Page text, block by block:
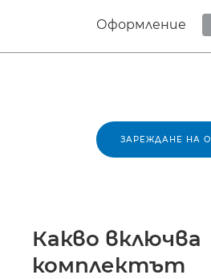
Оформление
ЗАРЕЖДАНЕ НА
Какво включва
комплектът